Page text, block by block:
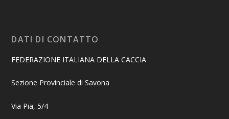
DATI DI CONTATTO
FEDERAZIONE ITALIANA DELLA CACCIA
Sezione Provinciale di Savona
Via Pia, 5/4